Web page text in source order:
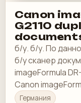
Canon
G2110
б/у. б/у. По
б/у сканер
imageFormula
Canon
Германия